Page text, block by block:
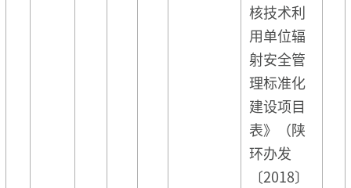
核技术利
用单位辐
射安全管
理标准化
建设项目
表》（陕
环办发
〔2018〕